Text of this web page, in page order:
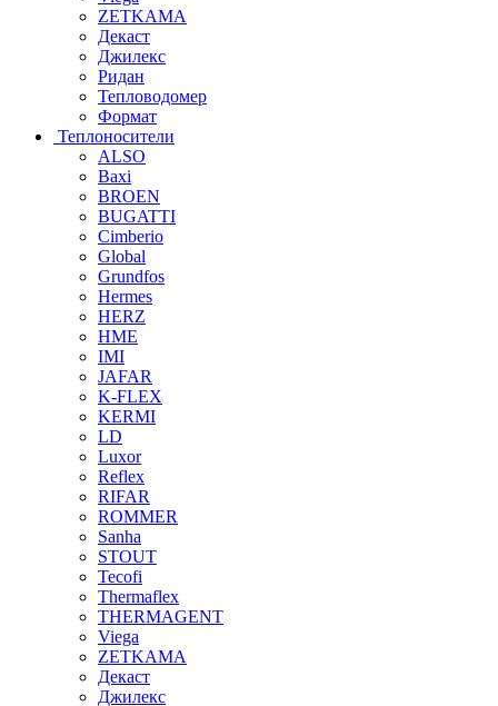
ZETKAMA
Декаст
Джилекс
Ридан
Тепловодомер
Формат
Теплоносители
ALSO
Baxi
BROEN
BUGATTI
Cimberio
Global
Grundfos
Hermes
HERZ
HME
IMI
JAFAR
K-FLEX
KERMI
LD
Luxor
Reflex
RIFAR
ROMMER
Sanha
STOUT
Tecofi
Thermaflex
THERMAGENT
Viega
ZETKAMA
Декаст
Джилекс